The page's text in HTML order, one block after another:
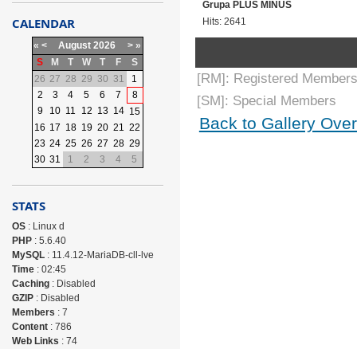
Grupa PLUS MINUS
Hits: 2641
[RM]: Registered
[SM]: Special Members
Back to Gallery
CALENDAR
« < August 2026 > »
S
M T W T F
S
26 27 28 29 30 31
1
2
3 4 5 6 7
8
9
10 11 12 13 14 15
16 17 18 19 20 21 22
23 24 25 26 27 28 29
30 31 1 2 3 4 5
STATS
OS: Linux d
PHP: 5.6.40
MySQL: 11.4.12-MariaDB-cll-lve
Time: 02:45
Caching: Disabled
GZIP: Disabled
Members : 7
Content: 786
Web Links : 74